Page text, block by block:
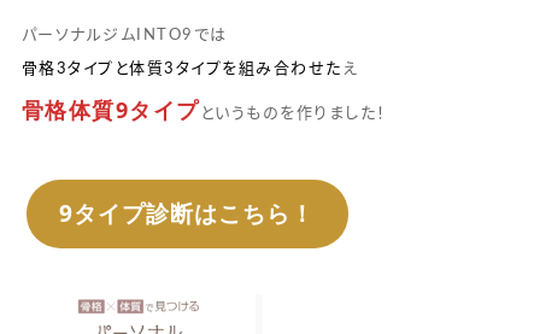
パーソナルジムINTO9では
骨格3タイプと体質3タイプを組み合わせた え
骨格体質9タイプというものを作りました！
9タイプ診断はこちら！